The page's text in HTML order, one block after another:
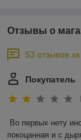
Отзывы о
53 отзывов
Покупатель
Во первых нету
покоцанная и с